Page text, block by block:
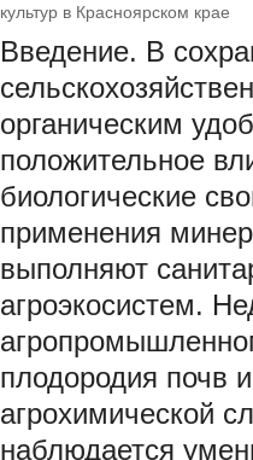
культур в Красноярском крае
Введение. В
органическим
положительное
биологические
применения
выполняют
агроэкосистем.
плодородия почв
агрохимической
наблюдается